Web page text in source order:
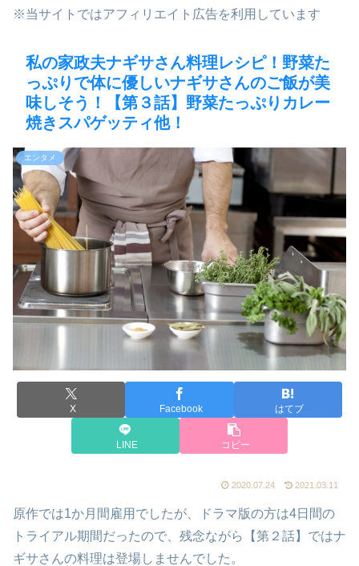
※当サイトではアフィリエイト広告を利用しています
私の家政夫ナギサさん料理レシピ！野菜た
っぷりで体に優しいナギサさんのご飯が美
味しそう！【第３話】野菜たっぷりカレー
焼きスパゲッティ他！
エンタメ
X Facebook はてブ
LINE コピー
2020.07.24 2021.03.11
原作では1か月間雇用でしたが、ドラマ版の方は4日間の
トライアル期間だったので、残念ながら【第２話】ではナ
ギサさんの料理は登場しませんでした。